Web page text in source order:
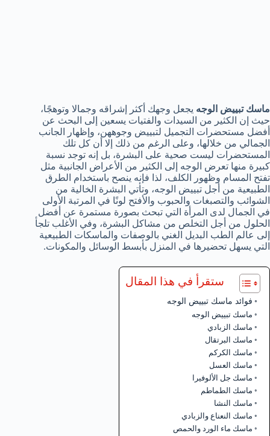
ماسك تبييض الوجه يجعل وجهك أكثر إشراقه وجمالا وتوهجًا،
حيث إن الكثير من السيدات والفتيات يسعين إلى البحث عن
أفضل مستحضرات التجميل لتبييض وجوههن، وإظهار الجانب
الجمالي من خلالها، وعلى الرغم من ذلك إلا أن كل تلك
المستحضرات ليست صحية على البشرة، بل إنه توجد نسبة
كبيرة منها تعرض الوجه إلى الكثير من الأعراض الجانبية مثل
تفتح المسام وظهور الكلف، لذا فإنه ينصح باستخدام الطرق
الطبيعية من أجل تبييض الوجه، وتأتي البشرة الخالية من
الشوائب والتصبغات والحبوب والأفتح لونًا في المرتبة الأولى
في الجمال لدى المرأة التي تبحث بصورة مستمرة عن أفضل
الحلول من أجل التخلص من مشاكل البشرة، وفي الأغلب تلجأ
إلى عالم الطب البديل الغني بالوصفات والماسكات الطبيعية
التي يسهل تحضيرها في المنزل بأبسط الوسائل والمكونات.
ستقرأ في هذا المقال
فوائد ماسك تبييض الوجه
ماسك تبييض الوجه
ماسك الزبادي
ماسك البرتقال
ماسك الكركم
ماسك العسل
ماسك جل الألوفيرا
ماسك الطماطم
ماسك النشا
ماسك النعناع والزبادي
ماسك ماء الورد والحمص